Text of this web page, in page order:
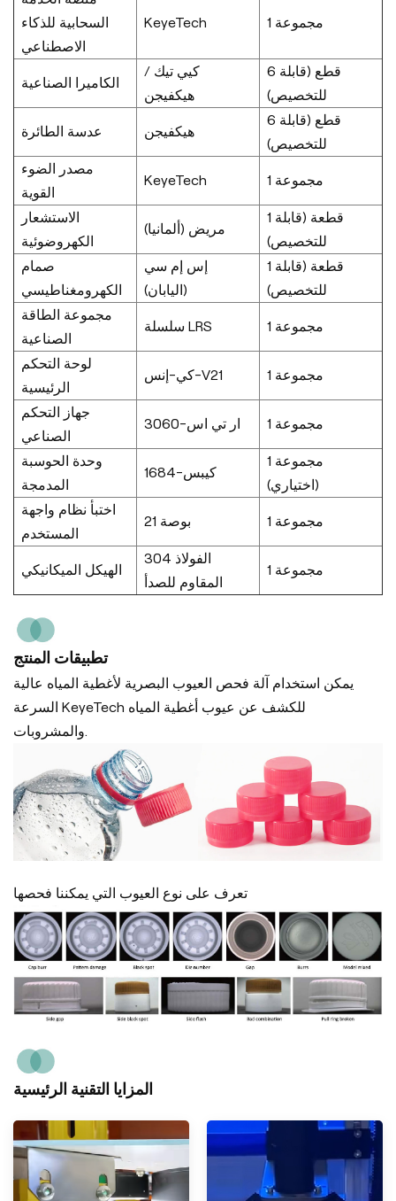
السحابية للذكاء
الاصطناعي
KeyeTech 1 مجموعة
الكاميرا الصناعية
كيي تيك /
هيكفيجن
6 قطع (قابلة
للتخصيص)
عدسة الطائرة هيكفيجن
6 قطع (قابلة
للتخصيص)
مصدر الضوء
القوية
KeyeTech 1 مجموعة
الاستشعار
الكهروضوئية
مريض (ألمانيا)
1 قطعة (قابلة
للتخصيص)
صمام
الكهرومغناطيسي
إس إم سي
(اليابان)
1 قطعة (قابلة
للتخصيص)
مجموعة الطاقة
الصناعية
سلسلة LRS 1 مجموعة
لوحة التحكم
الرئيسية
كي-إنس-V21 1 مجموعة
جهاز التحكم
الصناعي
ار تي اس-3060 1 مجموعة
وحدة الحوسبة
المدمجة
كيبس-1684
1 مجموعة
(اختياري)
اختبأ نظام واجهة
المستخدم
21 بوصة 1 مجموعة
الهيكل الميكانيكي
304 الفولاذ
المقاوم للصدأ
1 مجموعة
تطبيقات المنتج
يمكن استخدام آلة فحص العيوب البصرية لأغطية المياه عالية
السرعة KeyeTech للكشف عن عيوب أغطية المياه
والمشروبات.
تعرف على نوع العيوب التي يمكننا فحصها
المزايا التقنية الرئيسية